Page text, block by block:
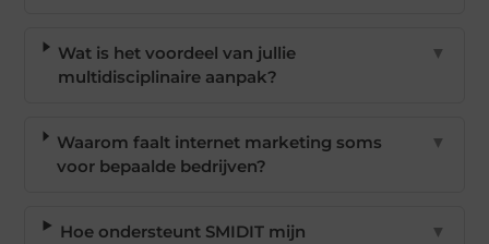
Wat is het voordeel van jullie
multidisciplinaire aanpak?
▼
Waarom faalt internet marketing soms
voor bepaalde bedrijven?
▼
Hoe ondersteunt SMIDIT mijn
▼